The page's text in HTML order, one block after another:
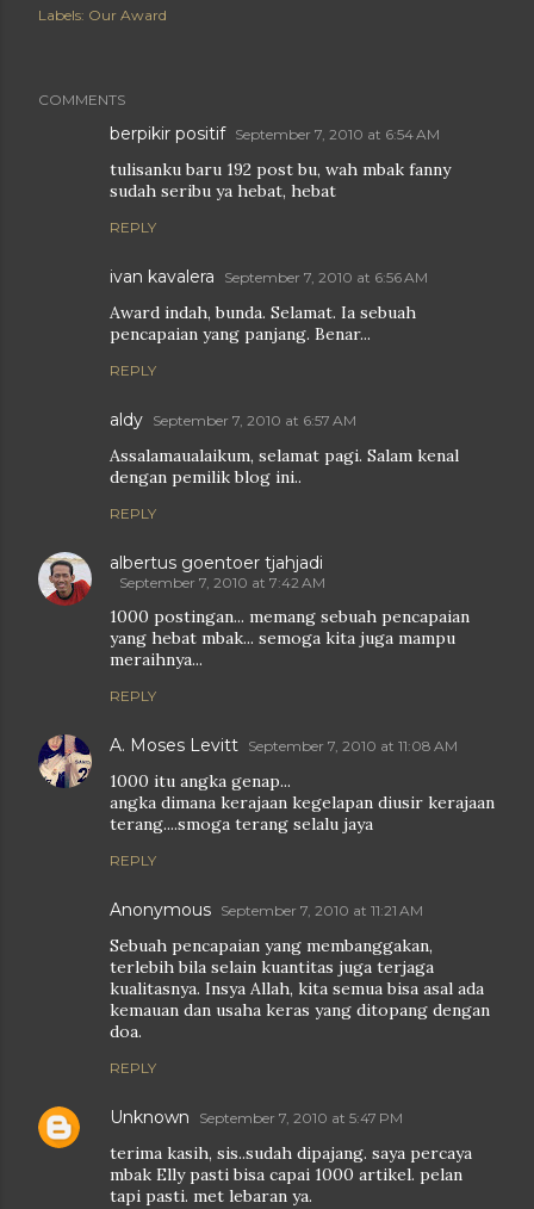
Labels: Our Award
COMMENTS
berpikir positif September 7, 2010 at 6:54 AM
tulisanku baru 192 post bu, wah mbak fanny
sudah seribu ya hebat, hebat
REPLY
ivan kavalera September 7, 2010 at 6:56 AM
Award indah, bunda. Selamat. Ia sebuah
pencapaian yang panjang. Benar...
REPLY
aldy September 7, 2010 at 6:57 AM
Assalamaualaikum, selamat pagi. Salam kenal
dengan pemilik blog ini..
REPLY
albertus goentoer tjahjadi
September 7, 2010 at 7:42 AM
1000 postingan... memang sebuah pencapaian
yang hebat mbak... semoga kita juga mampu
meraihnya...
REPLY
A. Moses Levitt September 7, 2010 at 11:08 AM
1000 itu angka genap...
angka dimana kerajaan kegelapan diusir kerajaan
terang....smoga terang selalu jaya
REPLY
Anonymous September 7, 2010 at 11:21 AM
Sebuah pencapaian yang membanggakan,
terlebih bila selain kuantitas juga terjaga
kualitasnya. Insya Allah, kita semua bisa asal ada
kemauan dan usaha keras yang ditopang dengan
doa.
REPLY
Unknown September 7, 2010 at 5:47 PM
terima kasih, sis..sudah dipajang. saya percaya
mbak Elly pasti bisa capai 1000 artikel. pelan
tapi pasti. met lebaran ya.